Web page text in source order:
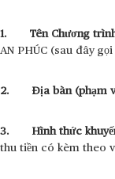
1. Tên Chương trình
AN PHÚC (sau đây
2. Địa bàn (phạm
3. Hình thức
thu tiền có kèm theo